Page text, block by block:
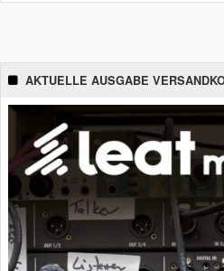
AKTUELLE AUSGABE